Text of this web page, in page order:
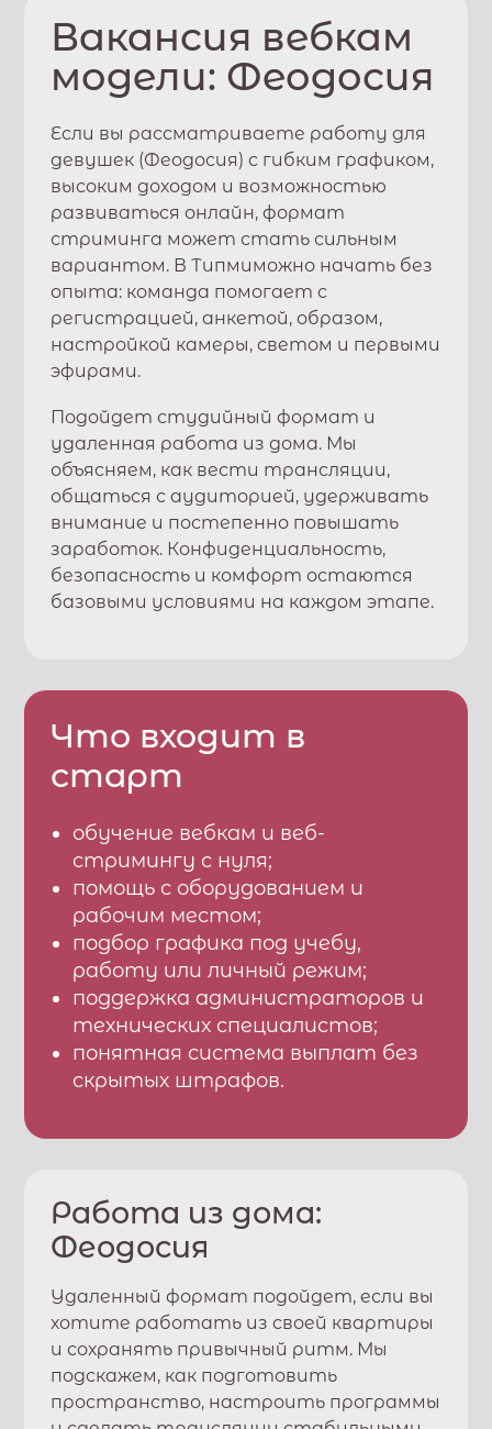
Вакансия вебкам
модели: Феодосия
Если вы рассматриваете работу для
девушек (Феодосия) с гибким графиком,
высоким доходом и возможностью
развиваться онлайн, формат
стриминга может стать сильным
вариантом. ВТипмиможно начать без
опыта: команда помогает с
регистрацией, анкетой, образом,
настройкой камеры, светом и первыми
эфирами.
Подойдет студийный формат и
удаленная работа из дома. Мы
объясняем, как вести трансляции,
общаться с аудиторией, удерживать
внимание и постепенно повышать
заработок. Конфиденциальность,
безопасность и комфорт остаются
базовыми условиями на каждом этапе.
Что входит в
старт
обучение вебкам и веб-
стримингу с нуля;
помощь с оборудованием и
рабочим местом;
подбор графика под учебу,
работу или личный режим;
поддержка администраторов и
технических специалистов;
понятная система выплат без
скрытых штрафов.
Работа из дома:
Феодосия
Удаленный формат подойдет, если вы
хотите работать из своей квартиры
и сохранять привычный ритм. Мы
подскажем, как подготовить
пространство, настроить программы